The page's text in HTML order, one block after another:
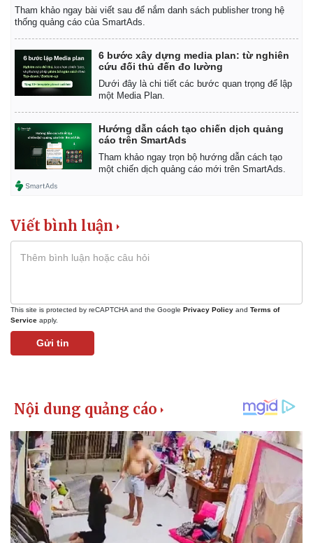
Kinh tế
Khởi nghiệp
Thị trường
Giá vàng
Tham khảo ngay bài viết sau để nắm danh sách publisher trong hệ
thống quảng cáo của SmartAds.
6 bước xây dựng media plan: từ nghiên
cứu đối thủ đến đo lường
Dưới đây là chi tiết các bước quan trọng để lập
một Media Plan.
Hướng dẫn cách tạo chiến dịch quảng
cáo trên SmartAds
Tham khảo ngay trọn bộ hướng dẫn cách tạo
một chiến dịch quảng cáo mới trên SmartAds.
Viết bình luận
This site is protected by reCAPTCHA and the Google Privacy Policy and Terms of
Service apply.
Gửi tin